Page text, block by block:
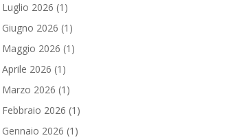
Luglio 2026 (1)
Giugno 2026 (1)
Maggio 2026 (1)
Aprile 2026 (1)
Marzo 2026 (1)
Febbraio 2026 (1)
Gennaio 2026 (1)